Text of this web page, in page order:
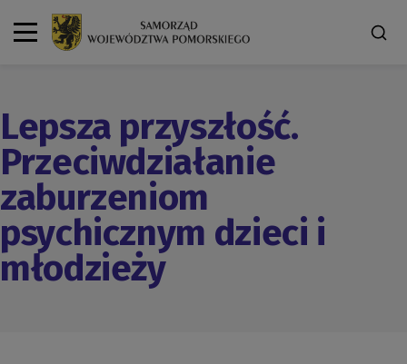
Lepsza przyszłość.
Przeciwdziałanie
zaburzeniom
psychicznym dzieci i
młodzieży